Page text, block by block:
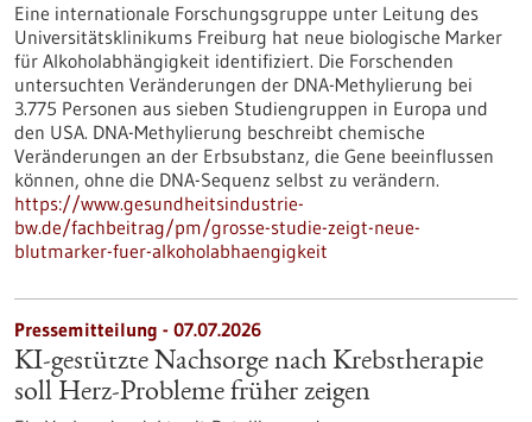
Eine internationale Forschungsgruppe unter Leitung des
Universitätsklinikums Freiburg hat neue biologische Marker
für Alkoholabhängigkeit identifiziert. Die Forschenden
untersuchten Veränderungen der DNA-Methylierung bei
3.775 Personen aus sieben Studiengruppen in Europa und
den USA. DNA-Methylierung beschreibt chemische
Veränderungen an der Erbsubstanz, die Gene beeinflussen
können, ohne die DNA-Sequenz selbst zu verändern.
https://www.gesundheitsindustrie-
bw.de/fachbeitrag/pm/grosse-studie-zeigt-neue-
blutmarker-fuer-alkoholabhaengigkeit
Pressemitteilung - 07.07.2026
KI-gestützte Nachsorge nach Krebstherapie
soll Herz-Probleme früher zeigen